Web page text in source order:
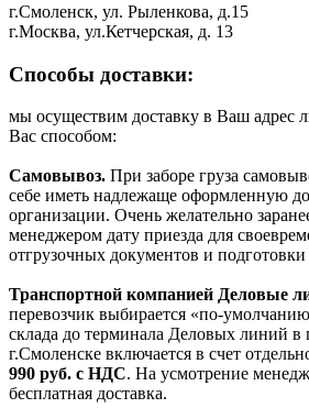
г.Смоленск, ул. Рыленкова, д.15
г.Москва, ул.Кетчерская, д. 13
Способы доставки:
мы осуществим доставку в Ваш адрес
Вас способом:
Самовывоз. При заборе груза
себе иметь надлежаще оформленную
организации. Очень желательно
менеджером дату приезда для
отгрузочных документов и подготовки
Транспортной компанией Деловые
перевозчик выбирается «по-
склада до терминала Деловых линий в
г.Смоленске включается в счет
990 руб. с НДС. На усмотрение
бесплатная доставка.